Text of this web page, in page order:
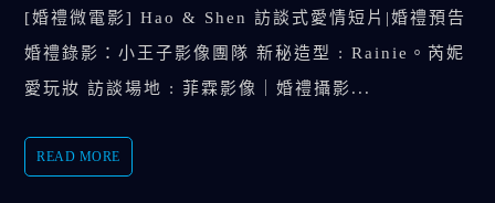
[婚禮微電影] Hao & Shen 訪談式愛情短片|婚禮預告
婚禮錄影：小王子影像團隊 新秘造型 : Rainie。芮妮
愛玩妝 訪談場地 : 菲霖影像｜婚禮攝影...
READ MORE